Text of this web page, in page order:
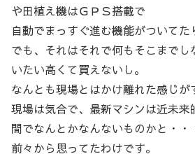
や田植え機はＧＰＳ搭載で
自動でまっすぐ進む機能がついてた
でも、それはそれで何もそこまで
いたい高くて買えないし。
なんとも現場とはかけ離れた感じが
現場は気合で、最新マシンは近未来
間でなんとかなんないものかと・・
前々から思ってたわけです。